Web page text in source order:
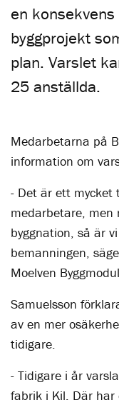
en
byggprojekt
plan. Varslet
25 anställda.
Medarbetarna på
information om
- Det är ett mycket
medarbetare, men
byggnation, så är
bemanningen,
Moelven
Samuelsson
av en mer
tidigare.
- Tidigare i år
fabrik i Kil. Där